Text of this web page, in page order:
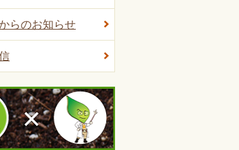
らのお知らせ